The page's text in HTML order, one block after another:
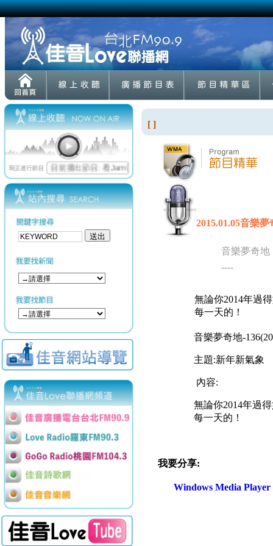
[ ]
2015.01.05音樂
音樂夢奇地
----
無論你2014年過
每一天的！
音樂夢奇地-
主題:新年新氣象
內容:
無論你2014年過
每一天的！
我要分享:
Windows Media